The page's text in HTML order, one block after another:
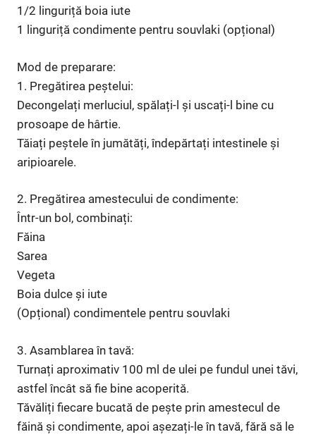
1/2 linguriță boia iute
1 linguriță condimente pentru souvlaki (opțional)
Mod de preparare:
1. Pregătirea peștelui:
Decongelați merluciul, spălați-l și uscați-l bine cu
prosoape de hârtie.
Tăiați peștele în jumătăți, îndepărtați intestinele și
aripioarele.
2. Pregătirea amestecului de condimente:
Într-un bol, combinați:
Făina
Sarea
Vegeta
Boia dulce și iute
(Opțional) condimentele pentru souvlaki
3. Asamblarea în tavă:
Turnați aproximativ 100 ml de ulei pe fundul unei tăvi,
astfel încât să fie bine acoperită.
Tăvăliți fiecare bucată de pește prin amestecul de
făină și condimente, apoi așezați-le în tavă, fără să le